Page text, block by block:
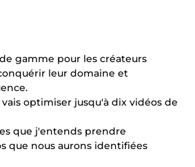
gamme pour les créateurs
leur domaine et
optimiser jusqu'à dix vidéos de
que j'entends prendre
que nous aurons identifiées